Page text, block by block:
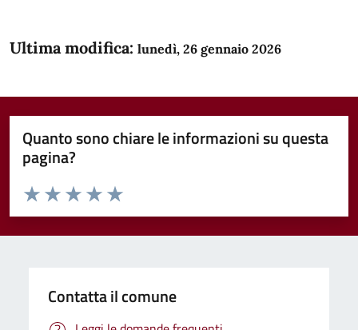
Ultima modifica: lunedì, 26 gennaio 2026
Quanto sono chiare le informazioni su questa
pagina?
Domanda
Valuta da 1 a 5 stelle la pagina
Valuta 5 stelle su 5
Valuta 4 stelle su 5
Valuta 3 stelle su 5
Valuta 2 stelle su 5
Valuta 1 stelle su 5
Contatta il comune